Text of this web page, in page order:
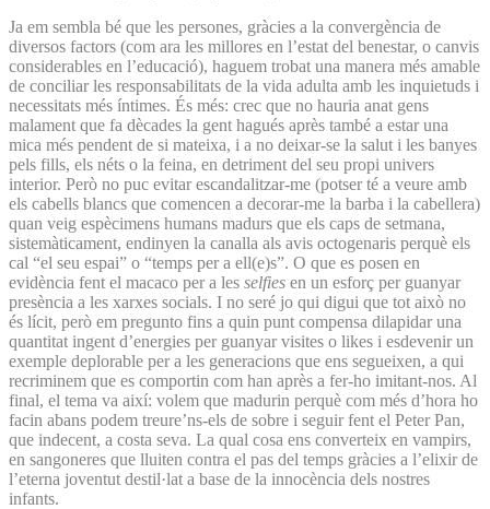
Ja em sembla bé que les persones, gràcies a la convergència de
diversos factors (com ara les millores en l’estat del benestar, o canvis
considerables en l’educació), haguem trobat una manera més amable
de conciliar les responsabilitats de la vida adulta amb les inquietuds i
necessitats més íntimes. És més: crec que no hauria anat gens
malament que fa dècades la gent hagués après també a estar una
mica més pendent de si mateixa, i a no deixar-se la salut i les banyes
pels fills, els néts o la feina, en detriment del seu propi univers
interior. Però no puc evitar escandalitzar-me (potser té a veure amb
els cabells blancs que comencen a decorar-me la barba i la cabellera)
quan veig espècimens humans madurs que els caps de setmana,
sistemàticament, endinyen la canalla als avis octogenaris perquè els
cal “el seu espai” o “temps per a ell(e)s”. O que es posen en
evidència fent el macaco per a les selfies en un esforç per guanyar
presència a les xarxes socials. I no seré jo qui digui que tot això no
és lícit, però em pregunto fins a quin punt compensa dilapidar una
quantitat ingent d’energies per guanyar visites o likes i esdevenir un
exemple deplorable per a les generacions que ens segueixen, a qui
recriminem que es comportin com han après a fer-ho imitant-nos. Al
final, el tema va així: volem que madurin perquè com més d’hora ho
facin abans podem treure’ns-els de sobre i seguir fent el Peter Pan,
que indecent, a costa seva. La qual cosa ens converteix en vampirs,
en sangoneres que lluiten contra el pas del temps gràcies a l’elixir de
l’eterna joventut destil·lat a base de la innocència dels nostres
infants.